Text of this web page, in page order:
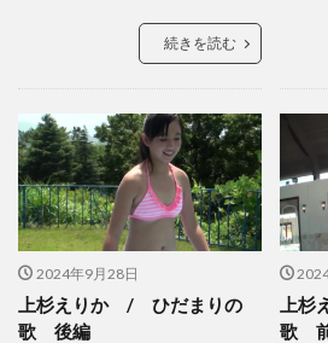
続きを読む
2024年9月28日
上杉えりか / ひだまりの
歌 後編
上
歌